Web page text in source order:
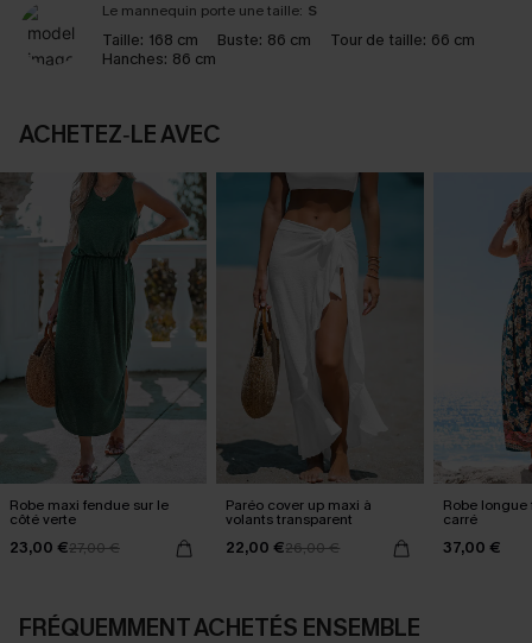
Le mannequin porte une taille: S
Taille: 168 cm Buste: 86 cm Tour de taille: 66 cm
Hanches: 86 cm
ACHETEZ‑LE AVEC
Robe maxi fendue sur le
côté verte
23,00 €27,00 €
Paréo cover up maxi à
volants transparent
22,00 €26,00 €
Robe
carré
37,00 €
FRÉQUEMMENT ACHETÉS ENSEMBLE